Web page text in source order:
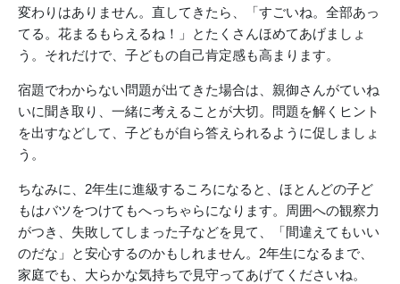
変わりはありません。直してきたら、「すごいね。全部あっ
てる。花まるもらえるね！」とたくさんほめてあげましょ
う。それだけで、子どもの自己肯定感も高まります。
宿題でわからない問題が出てきた場合は、親御さんがていね
いに聞き取り、一緒に考えることが大切。問題を解くヒント
を出すなどして、子どもが自ら答えられるように促しましょ
う。
ちなみに、2年生に進級するころになると、ほとんどの子ど
もはバツをつけてもへっちゃらになります。周囲への観察力
がつき、失敗してしまった子などを見て、「間違えてもいい
のだな」と安心するのかもしれません。2年生になるまで、
家庭でも、大らかな気持ちで見守ってあげてくださいね。